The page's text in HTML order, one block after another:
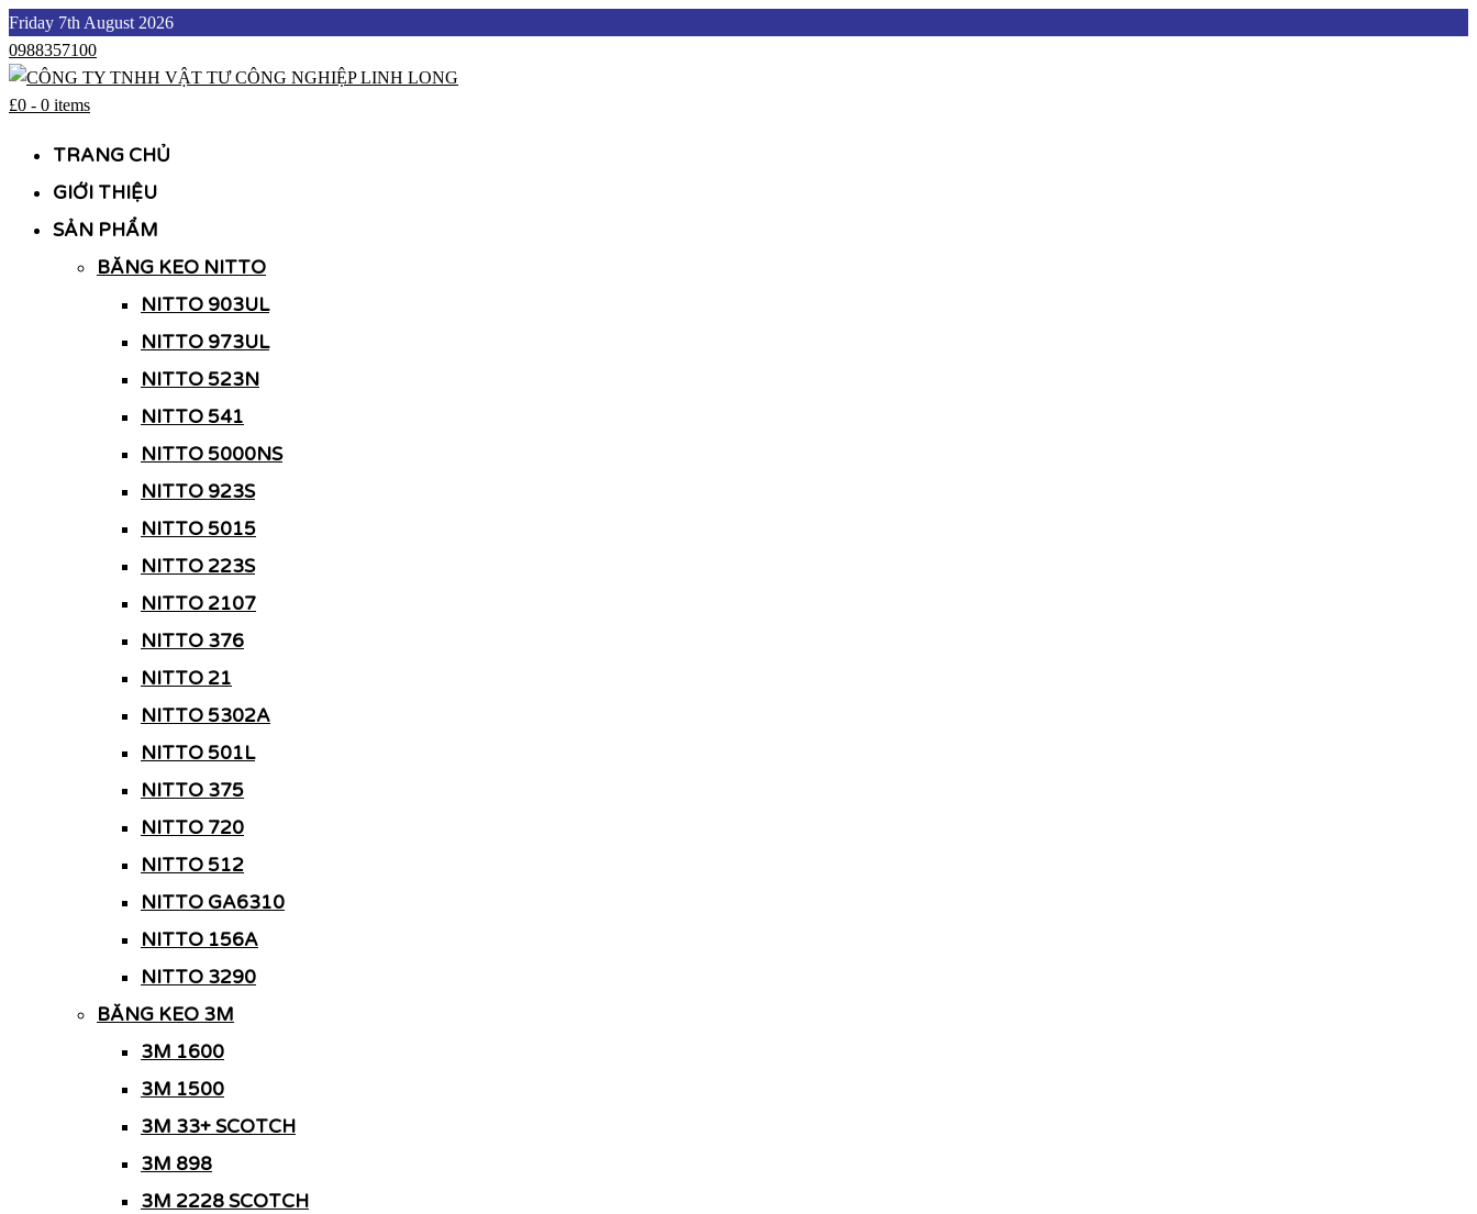
Skip
to
content
Friday 7th August 2026
0988357100
£0 - 0 items
TRANG CHỦ
GIỚI THIỆU
SẢN PHẨM
BĂNG KEO NITTO
NITTO 903UL
NITTO 973UL
NITTO 523N
NITTO 541
NITTO 5000NS
NITTO 923S
NITTO 5015
NITTO 223S
NITTO 2107
NITTO 376
NITTO 21
NITTO 5302A
NITTO 501L
NITTO 375
NITTO 720
NITTO 512
NITTO GA6310
NITTO 156A
NITTO 3290
BĂNG KEO 3M
3M 1600
3M 1500
3M 33+ SCOTCH
3M 898
3M 2228 SCOTCH